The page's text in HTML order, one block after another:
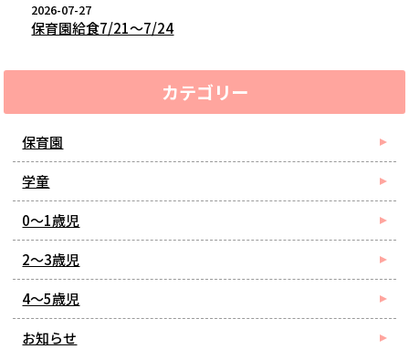
2026-07-27
保育園給食7/21～7/24
カテゴリー
保育園
学童
0～1歳児
2～3歳児
4～5歳児
お知らせ